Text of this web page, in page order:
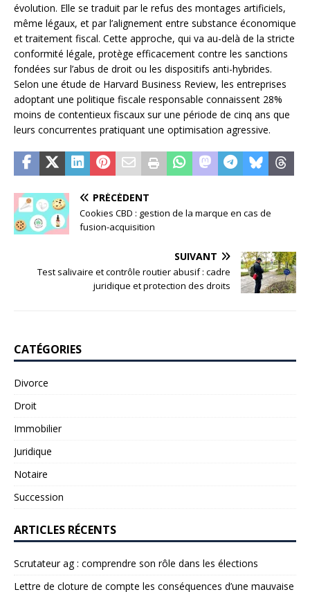
évolution. Elle se traduit par le refus des montages artificiels,
même légaux, et par l’alignement entre substance économique
et traitement fiscal. Cette approche, qui va au-delà de la stricte
conformité légale, protège efficacement contre les sanctions
fondées sur l’abus de droit ou les dispositifs anti-hybrides.
Selon une étude de Harvard Business Review, les entreprises
adoptant une politique fiscale responsable connaissent 28%
moins de contentieux fiscaux sur une période de cinq ans que
leurs concurrentes pratiquant une optimisation agressive.
PRÉCÉDENT
Cookies CBD : gestion de la marque en cas de
fusion-acquisition
SUIVANT
Test salivaire et contrôle routier abusif : cadre
juridique et protection des droits
CATÉGORIES
Divorce
Droit
Immobilier
Juridique
Notaire
Succession
ARTICLES RÉCENTS
Scrutateur ag : comprendre son rôle dans les élections
Lettre de cloture de compte les conséquences d’une mauvaise